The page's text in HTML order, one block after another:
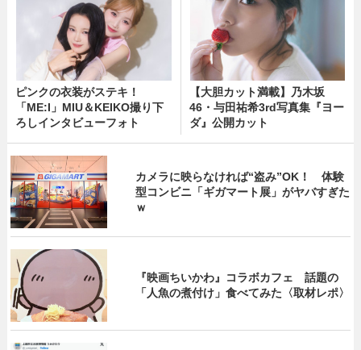
ピンクの衣装がステキ！
「ME:I」MIU＆KEIKO撮り下
ろしインタビューフォト
【大胆カット満載】乃木坂
46・与田祐希3rd写真集『ヨー
ダ』公開カット
カメラに映らなければ“盗み”OK！ 体験
型コンビニ「ギガマート展」がヤバすぎた
ｗ
『映画ちいかわ』コラボカフェ 話題の
「人魚の煮付け」食べてみた〈取材レポ〉